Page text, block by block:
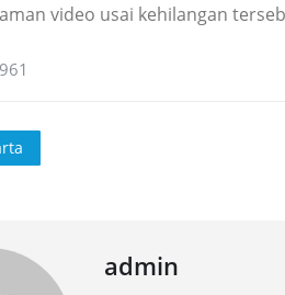
video usai kehilangan
961
admin